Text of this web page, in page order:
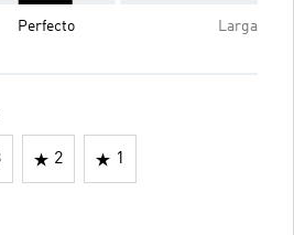
Perfecto Larga
2 1